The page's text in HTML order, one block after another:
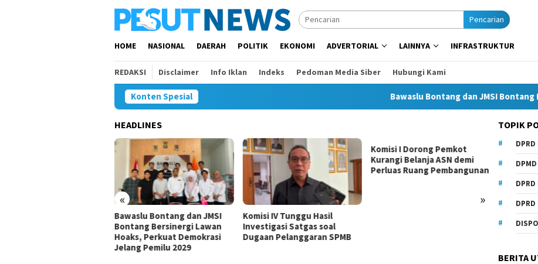
Pencarian
HOME NASIONAL DAERAH POLITIK EKONOMI ADVERTORIAL LAINNYA INFRASTRUKTUR
REDAKSI Disclaimer Info Iklan Indeks Pedoman Media Siber Hubungi Kami
Konten Spesial Bawaslu Bontang dan JMSI Bontang
HEADLINES
« »
Bawaslu Bontang dan JMSI
Bontang Bersinergi Lawan
Hoaks, Perkuat Demokrasi
Jelang Pemilu 2029
Komisi IV Tunggu Hasil
Investigasi Satgas soal
Dugaan Pelanggaran SPMB
Komisi I Dorong Pemkot
Kurangi Belanja ASN demi
Perluas Ruang Pembangunan
Beasiswa
Anhar
TOPIK
DPRD
DPRD
DPRD
BERITA